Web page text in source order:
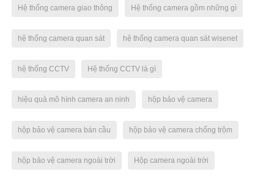
Hệ thống camera giao thông Hệ thống camera gồm những gì
hệ thống camera quan sát hệ thống camera quan sát wisenet
hệ thống CCTV Hệ thống CCTV là gì
hiệu quả mô hình camera an ninh hộp bảo vệ camera
hộp bảo vệ camera bán cầu hộp bảo vệ camera chống trộm
hộp bảo vệ camera ngoài trời Hộp camera ngoài trời